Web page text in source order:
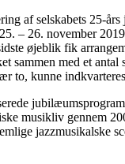
af selskabets 25-
– 26. november
øjeblik fik
sammen med et antal
to, kunne
musikliv gennem
jazzmusikalske